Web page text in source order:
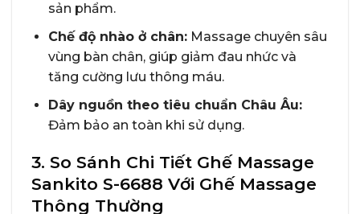
sản phẩm.
Chế độ nhào ở chân:Massage chuyên sâu
vùng bàn chân, giúp giảm đau nhức và
tăng cường lưu thông máu.
Dây nguồn theo tiêu chuẩn Châu Âu:
Đảm bảo an toàn khi sử dụng.
3. So Sánh Chi Tiết Ghế Massage
Sankito S-6688 Với Ghế Massage
Thông Thường